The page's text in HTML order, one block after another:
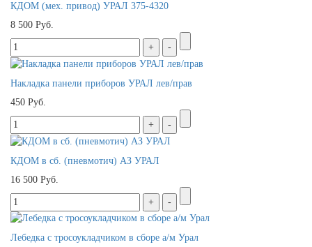
КДОМ (мех. привод) УРАЛ 375-4320
8 500 Руб.
Накладка панели приборов УРАЛ лев/прав
450 Руб.
КДОМ в сб. (пневмотич) АЗ УРАЛ
16 500 Руб.
Лебедка с тросоукладчиком в сборе а/м Урал